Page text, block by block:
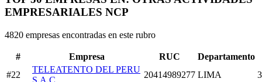
EMPRESARIALES NCP
4820 empresas encontradas en este rubro
# Empresa RUC
Departamento
#22
TELEATENTO DEL PERU
S.A.C
20414989277 LIMA